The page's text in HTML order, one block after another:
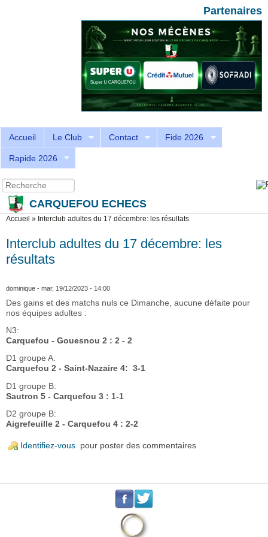
Partenaires
Accueil Le Club Contact Fide 2026
Rapide 2026
Formulaire de recherche
Recherche
CARQUEFOU ECHECS
Vous êtes ici
Accueil » Interclub adultes du 17 décembre: les résultats
Interclub adultes du 17 décembre: les
résultats
dominique - mar, 19/12/2023 - 14:00
Des gains et des matchs nuls ce Dimanche, aucune défaite pour
nos équipes adultes :
N3:
Carquefou - Gouesnou 2 : 2 - 2
D1 groupe A:
Carquefou 2 - Saint-Nazaire 4: 3-1
D1 groupe B:
Sautron 5 - Carquefou 3 : 1-1
D2 groupe B:
Aigrefeuille 2 - Carquefou 4 : 2-2
Identifiez-vous pour poster des commentaires
. .